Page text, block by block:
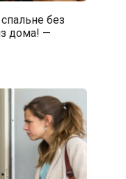
без
дома! —